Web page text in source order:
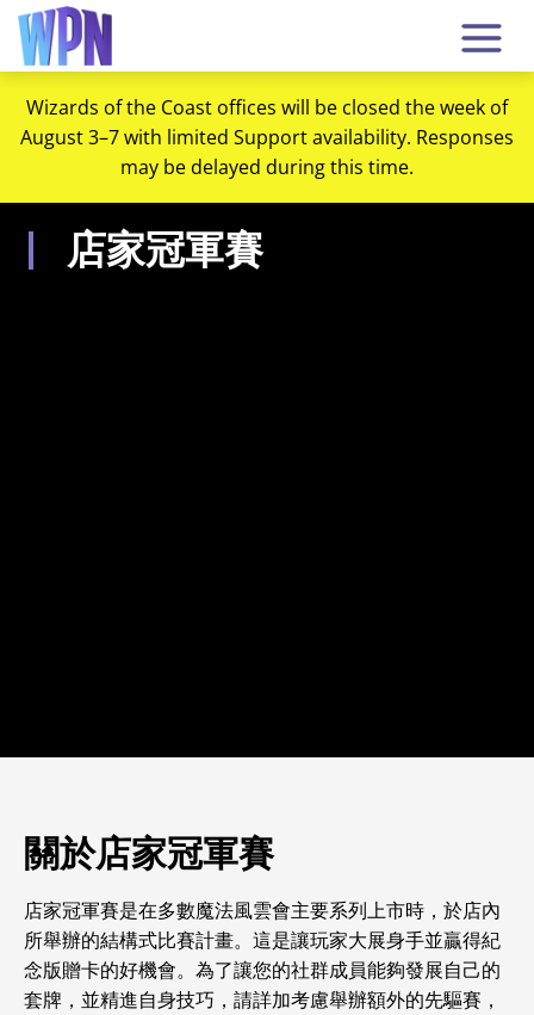
Wizards of the Coast offices will be closed the week of
August 3–7 with limited Support availability. Responses
may be delayed during this time.
店家冠軍賽
關於店家冠軍賽
店家冠軍賽是在多數魔法風雲會主要系列上市時，於店內
所舉辦的結構式比賽計畫。這是讓玩家大展身手並贏得紀
念版贈卡的好機會。為了讓您的社群成員能夠發展自己的
套牌，並精進自身技巧，請詳加考慮舉辦額外的先驅賽，